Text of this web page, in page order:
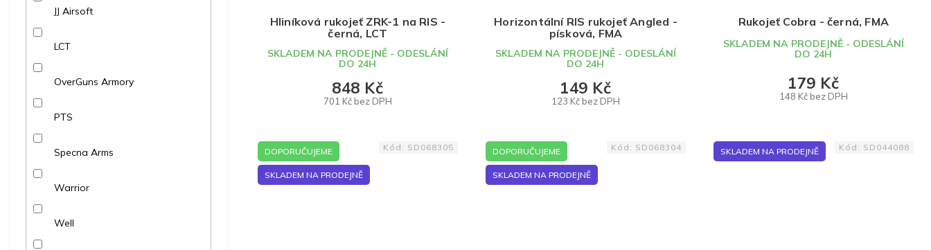
JJ Airsoft
LCT
OverGuns Armory
PTS
Specna Arms
Warrior
Well
Hliníková rukojeť ZRK-1 na RIS -
černá, LCT
SKLADEM NA PRODEJNĚ - ODESLÁNÍ
DO 24H
701 Kč bez DPH
848 Kč
Horizontální RIS rukojeť Angled -
písková, FMA
SKLADEM NA PRODEJNĚ - ODESLÁNÍ
DO 24H
123 Kč bez DPH
149 Kč
Rukojeť Cobra - černá, FMA
SKLADEM NA PRODEJNĚ - ODESLÁNÍ
DO 24H
148 Kč bez DPH
179 Kč
DOPORUČUJEME
SKLADEM NA PRODEJNĚ
Kód: SD068305 DOPORUČUJEME
SKLADEM NA PRODEJNĚ
Kód: SD068304 SKLADEM NA PRODEJNĚ Kód: SD044088